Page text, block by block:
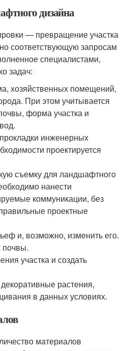
дизайна
— превращение участка
соответствующую запросам
специалистами,
задач:
хозяйственных помещений,
При этом учитывается
форма участка и
инженерных
проектируется
съемку для ландшафтного
нанести
коммуникации, без
проектные
и, возможно, изменить его.
почвы.
участка и создать
растения,
в данных условиях.
материалов